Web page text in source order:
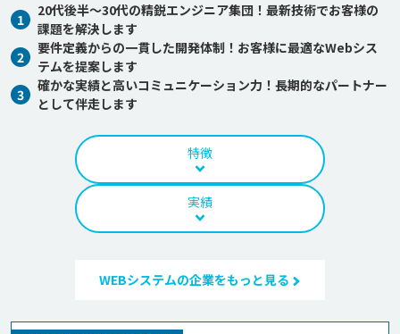
1
20代後半～30代の精鋭エンジニア集団！最新技術でお客様の
課題を解決します
2
要件定義からの一貫した開発体制！お客様に最適なWebシス
テムを提案します
3
確かな実績と高いコミュニケーション力！長期的なパートナー
として伴走します
特徴
実績
WEBシステムの企業をもっと見る